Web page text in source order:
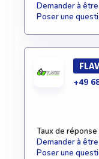
Demander à
Poser une
+49
Taux de réponse
Demander à
Poser une